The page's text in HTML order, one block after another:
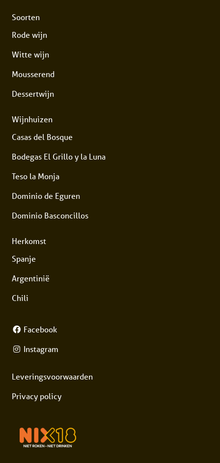
Soorten
Rode wijn
Witte wijn
Mousserend
Dessertwijn
Wijnhuizen
Casas del Bosque
Bodegas El Grillo y la Luna
Teso la Monja
Dominio de Eguren
Dominio Basconcillos
Herkomst
Spanje
Argentinië
Chili
Facebook
Instagram
Leveringsvoorwaarden
Privacy policy